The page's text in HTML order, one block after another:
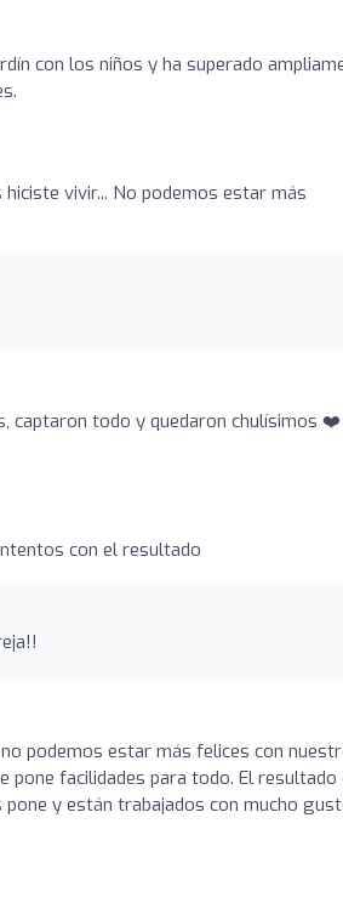
con los niños y ha superado
vivir... No podemos estar más
captaron todo y quedaron chulísimos ❤️
con el resultado
podemos estar más felices con
pone facilidades para todo. El resultado
y están trabajados con mucho